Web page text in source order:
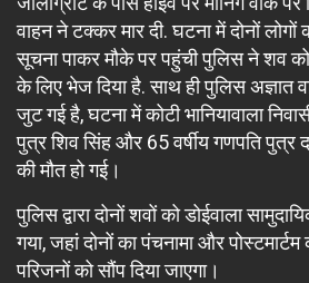
वाहन ने टक्कर मार दी. घटना में दोनों लोगों
सूचना पाकर मौके पर पहुंची पुलिस ने शव
के लिए भेज दिया है. साथ ही पुलिस अज्ञात
जुट गई है, घटना में कोटी भानियावाला
पुत्र शिव सिंह और 65 वर्षीय गणपति पुत्र
की मौत हो गई।
पुलिस द्वारा दोनों शवों को डोईवाला
गया, जहां दोनों का पंचनामा और पोस्टमार्टम
परिजनों को सौंप दिया जाएगा।